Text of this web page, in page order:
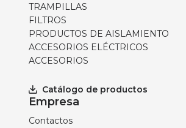
TRAMPILLAS
FILTROS
PRODUCTOS DE AISLAMIENTO
ACCESORIOS ELÉCTRICOS
ACCESORIOS
Catálogo de productos
Empresa
Contactos